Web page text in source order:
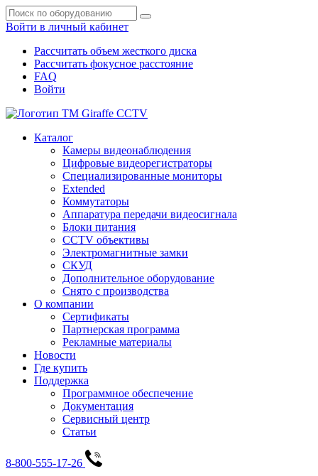
Войти в личный кабинет
Рассчитать объем жесткого диска
Рассчитать фокусное расстояние
FAQ
Войти
Каталог
Камеры видеонаблюдения
Цифровые видеорегистраторы
Специализированные мониторы
Extended
Коммутаторы
Аппаратура передачи видеосигнала
Блоки питания
CCTV объективы
Электромагнитные замки
СКУД
Дополнительное оборудование
Снято с производства
О компании
Сертификаты
Партнерская программа
Рекламные материалы
Новости
Где купить
Поддержка
Программное обеспечение
Документация
Сервисный центр
Статьи
8-800-555-17-26